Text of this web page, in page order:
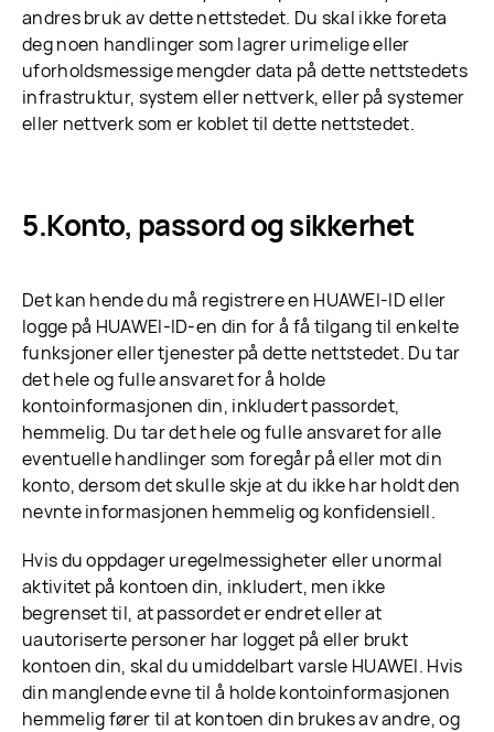
andres bruk av dette nettstedet. Du skal ikke foreta
deg noen handlinger som lagrer urimelige eller
uforholdsmessige mengder data på dette nettstedets
infrastruktur, system eller nettverk, eller på systemer
eller nettverk som er koblet til dette nettstedet.
Konto, passord og sikkerhet
Det kan hende du må registrere en HUAWEI-ID eller
logge på HUAWEI-ID-en din for å få tilgang til enkelte
funksjoner eller tjenester på dette nettstedet. Du tar
det hele og fulle ansvaret for å holde
kontoinformasjonen din, inkludert passordet,
hemmelig. Du tar det hele og fulle ansvaret for alle
eventuelle handlinger som foregår på eller mot din
konto, dersom det skulle skje at du ikke har holdt den
nevnte informasjonen hemmelig og konfidensiell.
Hvis du oppdager uregelmessigheter eller unormal
aktivitet på kontoen din, inkludert, men ikke
begrenset til, at passordet er endret eller at
uautoriserte personer har logget på eller brukt
kontoen din, skal du umiddelbart varsle HUAWEI. Hvis
din manglende evne til å holde kontoinformasjonen
hemmelig fører til at kontoen din brukes av andre, og